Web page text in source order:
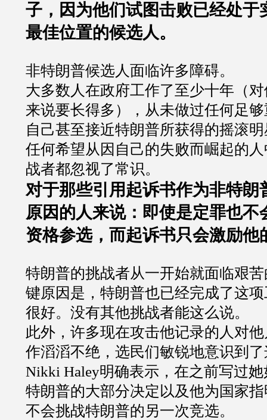
子，因为他们试图击败已经处于
最佳位置的候选人。
非特朗普候选人面临许多障碍。
大多数人在政府工作了至少十年（
来说要长得多），从未做过任何足
自己甚至接近特朗普所获得的摇滚
任何希望从因自己的失败而崛起的
战者都忽视了常识。
对于那些引用起诉书作为非特朗
原因的人来说：即使是定罪也不
资格参选，而起诉书只会激励他
特朗普的挑战者从一开始就面临艰
键原因是，特朗普也已经完成了这
很好。没有其他挑战者能这么说。
此外，许多现在攻击他记录的人对
作滔滔不绝，选民们敏锐地意识到
Nikki Haley明确表示，在之前写过她
特朗普的大部分决定以及他为国家
不会挑战特朗普的另一次竞选。